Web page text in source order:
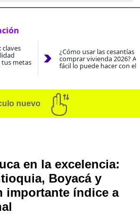
claves
metas
¿Cómo usar las cesantías
comprar vivienda 2026?
fácil lo puede hacer con el
nuevo
en la excelencia:
Boyacá y
importante índice a